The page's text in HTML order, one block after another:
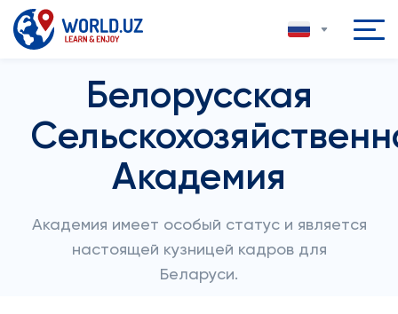
Белорусская
Академия
Академия имеет особый статус и является
настоящей кузницей кадров для
Беларуси.